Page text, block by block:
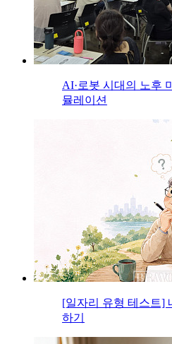
AI·로봇 시대의 노후
뮬레이션
[일자리 유형 테스트]
하기